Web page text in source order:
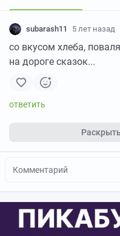
subarash11 5 лет назад
со вкусом хлеба,
на дороге сказок...